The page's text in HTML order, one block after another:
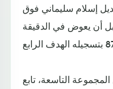
إسلام سليماني فوق
من مسافة قريبة (70) قبل أن يعوض في الدقيقة
التاسعة، تابع